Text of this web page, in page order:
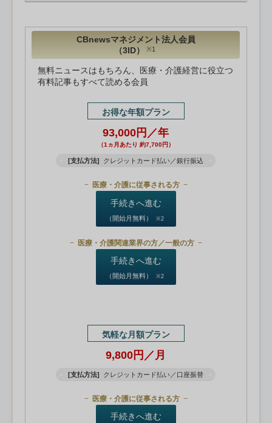
CBnewsマネジメント法人会員
（3ID）
※1
無料ニュースはもちろん、医療・介護経営に役立つ
有料記事もすべて読める会員
お得な年額プラン
93,000円／年
（1ヵ月あたり 約7,700円）
[支払方法] クレジットカード払い／銀行振込
医療・介護に従事される方
手続きへ進む
（開始月無料） ※2
医療・介護関連業界の方／一般の方
手続きへ進む
（開始月無料） ※2
気軽な月額プラン
9,800円／月
[支払方法] クレジットカード払い／口座振替
医療・介護に従事される方
手続きへ進む